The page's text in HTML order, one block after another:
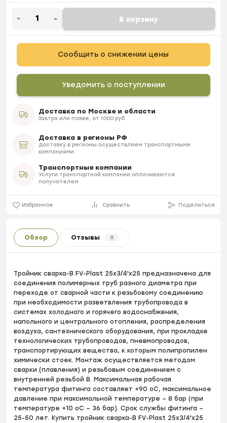
В корзину
Сообщить о снижении цены
Уведомить о поступлении
Доставка по Москве и области
Завтра или позже, от 1000 руб.
Доставка в регионы РФ
Доставку в регионы осуществляем транспортными
компаниями
Транспортные компании
Услуги транспортной компании оплачиваются
получателем
Избранное Сравнить Поделиться
Обзор Отзывы 0
Тройник сварка-B FV-Plast 25х3/4'х25 предназначена для
соединения полимерных труб разного диаметра при
переходе от сварной части к резьбовому соединению
при необходимости разветвления трубопровода в
системах холодного и горячего водоснабжения,
напольного и центрального отопления, распределения
воздуха, сантехнического оборудования, при прокладке
технологических трубопроводов, пневмопроводов,
транспортирующих вещества, к которым полипропилен
химически стоек. Монтаж осуществляется методом
сварки (плавления) и резьбовым соединением с
внутренней резьбой B. Максимальная рабочая
температура фитинга составляет +90 оС, максимальное
давление при максимальной температуре – 8 бар (при
температуре +10 оС – 36 бар). Срок службы фитинга –
25-50 лет. Купить тройник сварка-B FV-Plast 25х3/4'х25